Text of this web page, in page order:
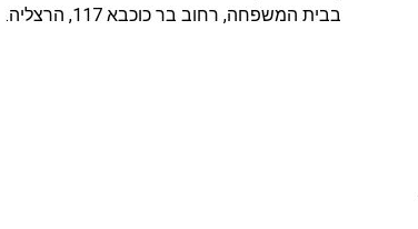
בבית המשפחה, רחוב בר כוכבא 117, הרצליה.